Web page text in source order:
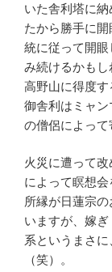
いた舎利塔に
たから勝手に
統に従って開
み続けるかも
高野山に得度
御舎利は ミャ
の僧侶によって
火災に遭って
によって瞑想会
所縁が日蓮宗
いますが、嫁
系というまさ
（笑）。